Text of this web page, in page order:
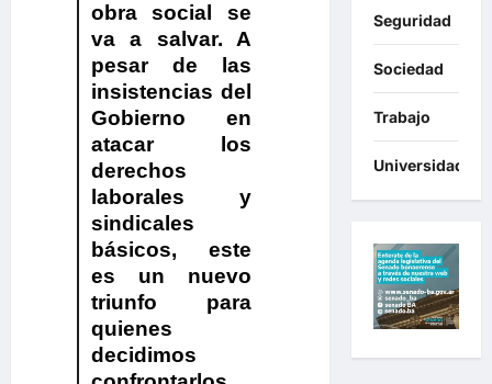
obra social se
va a salvar. A
pesar de las
insistencias del
Gobierno en
atacar los
derechos
laborales y
sindicales
básicos, este
es un nuevo
triunfo para
quienes
decidimos
Seguridad
Sociedad
Trabajo
Universidades